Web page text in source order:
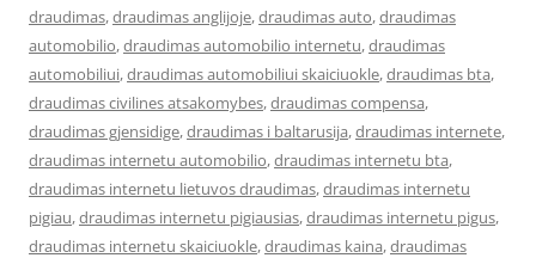
draudimas,draudimas anglijoje,draudimas auto,draudimas
automobilio,draudimas automobilio internetu,draudimas
automobiliui,draudimas automobiliui skaiciuokle,draudimas bta,
draudimas civilines atsakomybes,draudimas compensa,
draudimas gjensidige,draudimas i baltarusija,draudimas internete,
draudimas internetu automobilio,draudimas internetu bta,
draudimas internetu lietuvos draudimas,draudimas internetu
pigiau,draudimas internetu pigiausias,draudimas internetu pigus,
draudimas internetu skaiciuokle,draudimas kaina,draudimas